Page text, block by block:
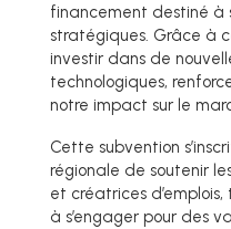
financement destiné à
stratégiques. Grâce à
investir dans de
technologiques,
notre impact sur le
Cette subvention
régionale de soutenir
et créatrices
à s’engager pour des